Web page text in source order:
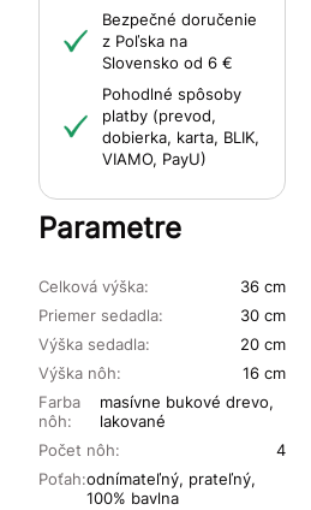
Bezpečné doručenie
z Poľska na
Slovensko od 6 €
Pohodlné spôsoby
platby (prevod,
dobierka, karta, BLIK,
VIAMO, PayU)
Parametre
Priemer sedadla:
30 cm
Výška sedadla:
20 cm
Výška nôh:
16 cm
Farba
nôh:
masívne bukové drevo,
lakované
Počet nôh:
4
Celková výška: 36 cm
Poťah:odnímateľný, prateľný,
100% bavlna